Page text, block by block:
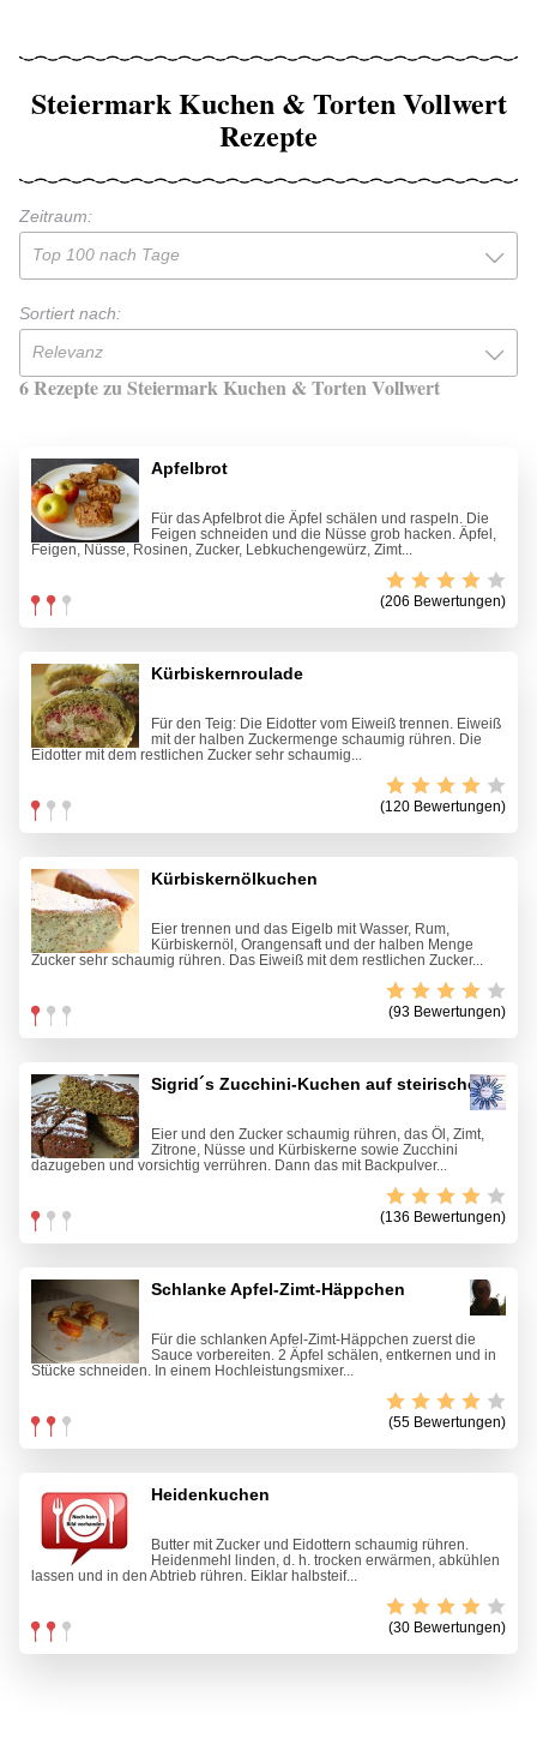
Steiermark Kuchen & Torten Vollwert
Rezepte
Zeitraum:
Top 100 nach Tage
Sortiert nach:
Relevanz
6 Rezepte zu Steiermark Kuchen & Torten Vollwert
Apfelbrot
Für das Apfelbrot die Äpfel schälen und raspeln. Die
Feigen schneiden und die Nüsse grob hacken. Äpfel,
Feigen, Nüsse, Rosinen, Zucker, Lebkuchengewürz, Zimt...
(206 Bewertungen)
Kürbiskernroulade
Für den Teig: Die Eidotter vom Eiweiß trennen. Eiweiß
mit der halben Zuckermenge schaumig rühren. Die
Eidotter mit dem restlichen Zucker sehr schaumig...
(120 Bewertungen)
Kürbiskernölkuchen
Eier trennen und das Eigelb mit Wasser, Rum,
Kürbiskernöl, Orangensaft und der halben Menge
Zucker sehr schaumig rühren. Das Eiweiß mit dem restlichen Zucker...
(93 Bewertungen)
Sigrid´s Zucchini-Kuchen auf steirische Art
Eier und den Zucker schaumig rühren, das Öl, Zimt,
Zitrone, Nüsse und Kürbiskerne sowie Zucchini
dazugeben und vorsichtig verrühren. Dann das mit Backpulver...
(136 Bewertungen)
Schlanke Apfel-Zimt-Häppchen
Für die schlanken Apfel-Zimt-Häppchen zuerst die
Sauce vorbereiten. 2 Äpfel schälen, entkernen und in
Stücke schneiden. In einem Hochleistungsmixer...
(55 Bewertungen)
Heidenkuchen
Butter mit Zucker und Eidottern schaumig rühren.
Heidenmehl linden, d. h. trocken erwärmen, abkühlen
lassen und in den Abtrieb rühren. Eiklar halbsteif...
(30 Bewertungen)